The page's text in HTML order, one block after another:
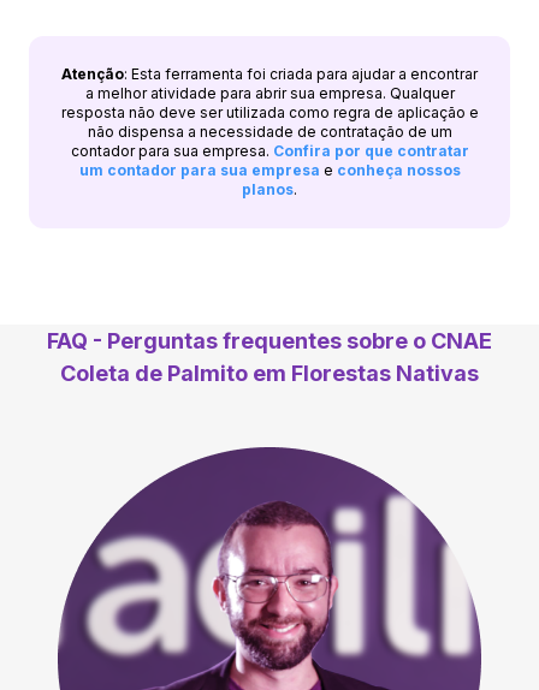
Atenção: Esta ferramenta foi criada para ajudar a encontrar
a melhor atividade para abrir sua empresa. Qualquer
resposta não deve ser utilizada como regra de aplicação e
não dispensa a necessidade de contratação de um
contador para sua empresa. Confira por que contratar
um contador para sua empresa e conheça nossos
planos.
FAQ - Perguntas frequentes sobre o CNAE
Coleta de Palmito em Florestas Nativas